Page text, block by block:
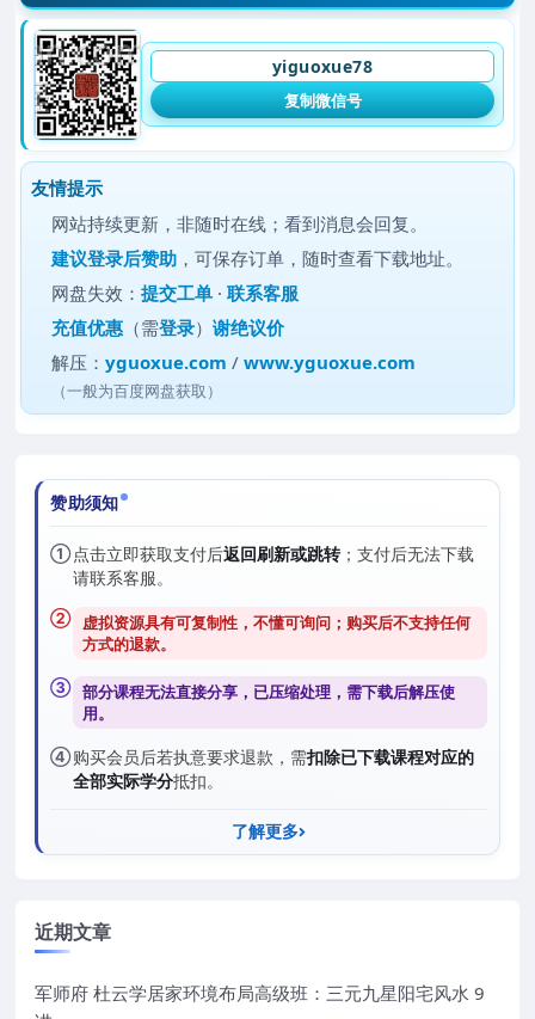
yiguoxue78
复制微信号
友情提示
网站持续更新，非随时在线；看到消息会回复。
建议登录后赞助 ，可保存订单，随时查看下载地址。
网盘失效：提交工单 ·联系客服
充值优惠 （需登录）谢绝议价
解压：yguoxue.com /www.yguoxue.com
（一般为百度网盘获取）
赞助须知
① 点击立即获取支付后返回刷新或跳转；支付后无法下载
请联系客服。
② 虚拟资源具有可复制性，不懂可询问；购买后不支持任何
方式的退款。
③ 部分课程无法直接分享，已压缩处理，需下载后解压使
用。
④购买会员后若执意要求退款，需扣除已下载课程对应的
全部实际学分抵扣。
了解更多
近期文章
军师府 杜云学居家环境布局高级班：三元九星阳宅风水 9